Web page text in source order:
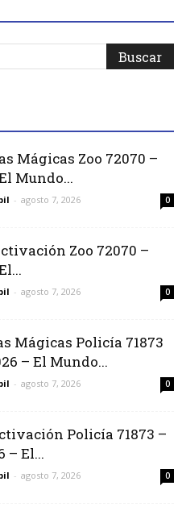
Mágicas Zoo 72070 –
Mundo...
- agosto 7, 2026 0
Zoo 72070 –
- agosto 7, 2026 0
Mágicas Policía 71873
– El Mundo...
- agosto 7, 2026 0
Policía 71873 –
– El...
- agosto 7, 2026 0